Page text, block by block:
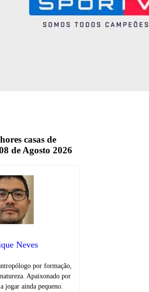
casas de
de Agosto 2026
Neves
por formação,
Apaixonado por
jogar ainda pequeno.